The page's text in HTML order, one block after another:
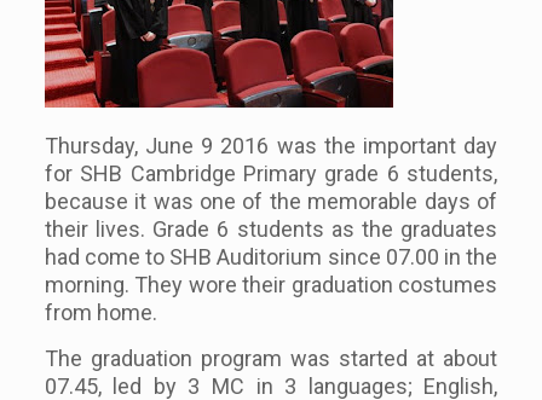
Thursday, June 9 2016 was the important day
for SHB Cambridge Primary grade 6 students,
because it was one of the memorable days of
their lives. Grade 6 students as the graduates
had come to SHB Auditorium since 07.00 in the
morning. They wore their graduation costumes
from home.
The graduation program was started at about
07.45, led by 3 MC in 3 languages; English,